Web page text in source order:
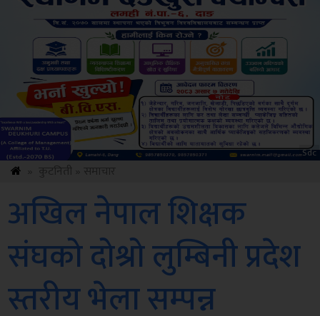
Amb
अखिल नेपाल शिक्षक
संघको दोश्रो लुम्बिनी प्रदेश
स्तरीय भेला सम्पन्न